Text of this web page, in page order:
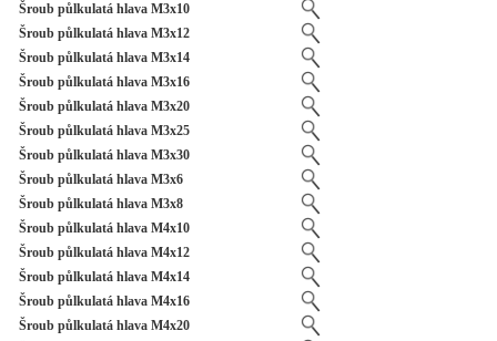
Šroub půlkulatá hlava M3x10
Šroub půlkulatá hlava M3x12
Šroub půlkulatá hlava M3x14
Šroub půlkulatá hlava M3x16
Šroub půlkulatá hlava M3x20
Šroub půlkulatá hlava M3x25
Šroub půlkulatá hlava M3x30
Šroub půlkulatá hlava M3x6
Šroub půlkulatá hlava M3x8
Šroub půlkulatá hlava M4x10
Šroub půlkulatá hlava M4x12
Šroub půlkulatá hlava M4x14
Šroub půlkulatá hlava M4x16
Šroub půlkulatá hlava M4x20